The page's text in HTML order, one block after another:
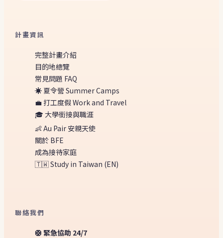
計畫資訊
完整計畫介紹
目的地總覽
常見問題 FAQ
☀️ 夏令營 Summer Camps
💼 打工度假 Work and Travel
🎓 大學銜接與職涯
👶 Au Pair 安親天使
關於 BFE
成為接待家庭
🇹🇼 Study in Taiwan (EN)
聯絡我們
🛟 緊急協助 24/7